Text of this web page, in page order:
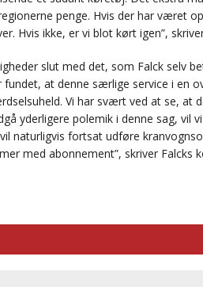
penge. Hvis der har været
Hvis ikke, er vi blot kørt igen”,
slut med det, som Falck selv
fundet, at denne særlige service i en
Vi har svært ved at se, at
yderligere polemik i denne sag, vil
naturligvis fortsat udføre
med abonnement”, skriver Falcks